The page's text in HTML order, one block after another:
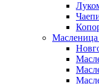
Масленица